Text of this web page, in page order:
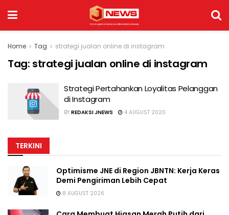
Home Tag strategi jualan online di instagram
Tag: strategi jualan online di instagram
Strategi Pertahankan Loyalitas Pelanggan
di Instagram
BY REDAKSI JNEWS 4 AUGUST 2020
TERKINI
Optimisme JNE di Region JBNTN: Kerja Keras
Demi Pengiriman Lebih Cepat
8 AUGUST 2026